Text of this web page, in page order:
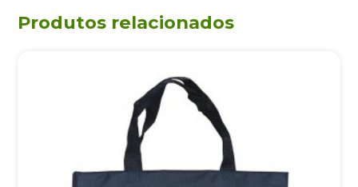
Produtos relacionados